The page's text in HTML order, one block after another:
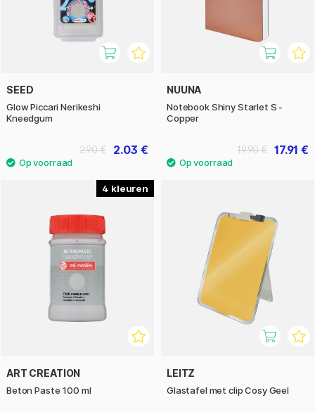
SEED
Glow Piccari Nerikeshi
Kneedgum
2.03 €
2.90 €
NUUNA
Notebook Shiny Starlet S -
Copper
17.91 €
19.90 €
4
ART CREATION
Beton Paste 100 ml
LEITZ
Glastafel met clip Cosy Geel